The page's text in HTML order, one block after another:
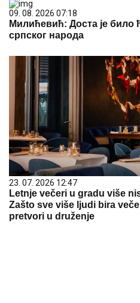
09. 08. 2026 07:18
Милићевић: Доста је
српског народа
23. 07. 2026 12:47
Letnje večeri u gradu više
Zašto sve više ljudi bira
pretvori u druženje